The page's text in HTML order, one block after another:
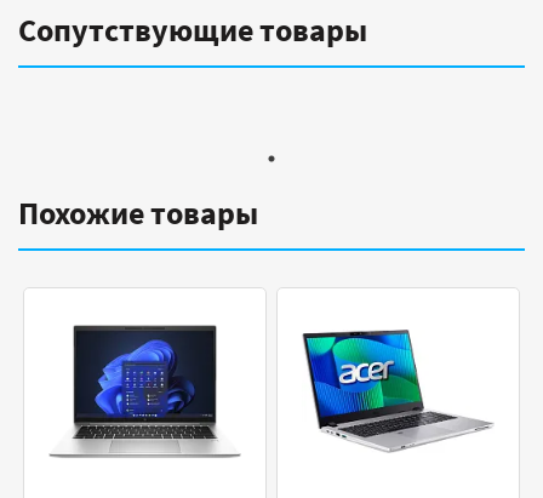
Сопутствующие товары
Похожие товары